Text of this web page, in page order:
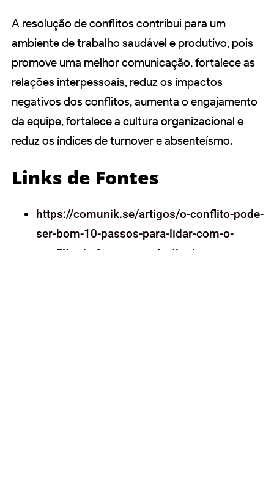
A resolução de conflitos contribui para um
ambiente de trabalho saudável e produtivo, pois
promove uma melhor comunicação, fortalece as
relações interpessoais, reduz os impactos
negativos dos conflitos, aumenta o engajamento
da equipe, fortalece a cultura organizacional e
reduz os índices de turnover e absenteísmo.
Links de Fontes
https://comunik.se/artigos/o-conflito-pode-
ser-bom-10-passos-para-lidar-com-o-
conflito-de-forma-construtiva/